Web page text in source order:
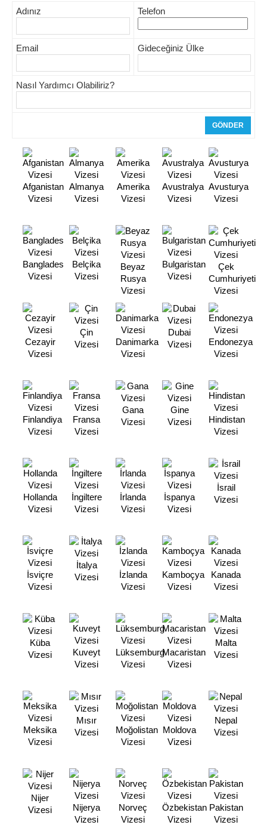
Adınız Telefon
Email Gideceğiniz Ülke
Nasıl Yardımcı Olabiliriz?
Afganistan
Vizesi
Almanya
Vizesi
Amerika
Vizesi
Avustralya
Vizesi
Avusturya
Vizesi
Banglades
Vizesi
Belçika
Vizesi
Beyaz
Rusya
Vizesi
Bulgaristan
Vizesi
Çek
Cumhuriyeti
Vizesi
Cezayir
Vizesi
Çin
Vizesi
Danimarka
Vizesi
Dubai
Vizesi
Endonezya
Vizesi
Finlandiya
Vizesi
Fransa
Vizesi
Gana
Vizesi
Gine
Vizesi
Hindistan
Vizesi
Hollanda
Vizesi
İngiltere
Vizesi
İrlanda
Vizesi
İspanya
Vizesi
İsrail
Vizesi
İsviçre
Vizesi
İtalya
Vizesi
İzlanda
Vizesi
Kamboçya
Vizesi
Kanada
Vizesi
Küba
Vizesi
Kuveyt
Vizesi
Lüksemburg
Vizesi
Macaristan
Vizesi
Malta
Vizesi
Meksika
Vizesi
Mısır
Vizesi
Moğolistan
Vizesi
Moldova
Vizesi
Nepal
Vizesi
Nijer
Vizesi
Nijerya
Vizesi
Norveç
Vizesi
Özbekistan
Vizesi
Pakistan
Vizesi